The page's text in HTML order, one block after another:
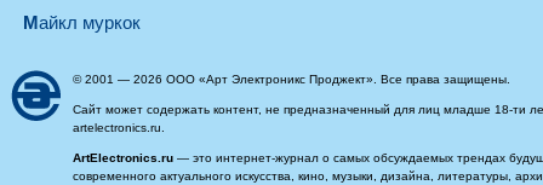
майкл муркок
© 2001 — 2026 ООО «Арт Электроникс Проджект». Все права защищены.
Сайт может содержать контент, не предназначенный для лиц младше 18-ти
artelectronics.ru.
ArtElectronics.ru — это интернет-журнал о самых обсуждаемых трендах
современного актуального искусства, кино, музыки, дизайна, литературы,